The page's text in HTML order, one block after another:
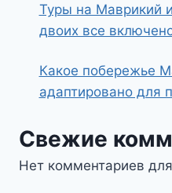
Туры на Маврикий
двоих все
Какое побережье
адаптировано для
Свежие
Нет комментариев